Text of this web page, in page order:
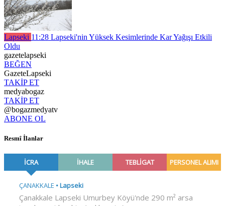
Lapseki 11:28 Lapseki'nin Yüksek Kesimlerinde Kar Yağışı Etkili
Oldu
gazetelapseki
BEĞEN
GazeteLapseki
TAKİP ET
medyabogaz
TAKİP ET
@bogazmedyatv
ABONE OL
Resmî İlanlar